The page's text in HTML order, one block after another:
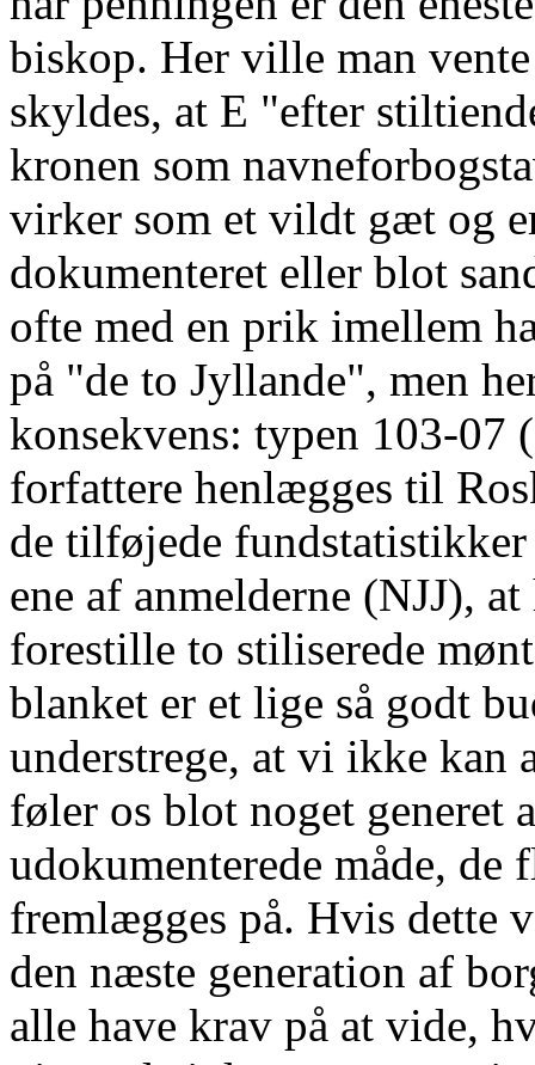
biskop. Her ville man
skyldes, at E "efter
kronen som
virker som et vildt gæt og
dokumenteret eller blot
ofte med en prik imellem
på "de to Jyllande", men
konsekvens: typen 103-07
forfattere henlægges til
de tilføjede
ene af anmelderne (NJJ),
forestille to stiliserede
blanket er et lige så godt
understrege, at vi ikke kan
føler os blot noget generet
udokumenterede måde,
fremlægges på. Hvis dette
den næste generation af
alle have krav på at vide,